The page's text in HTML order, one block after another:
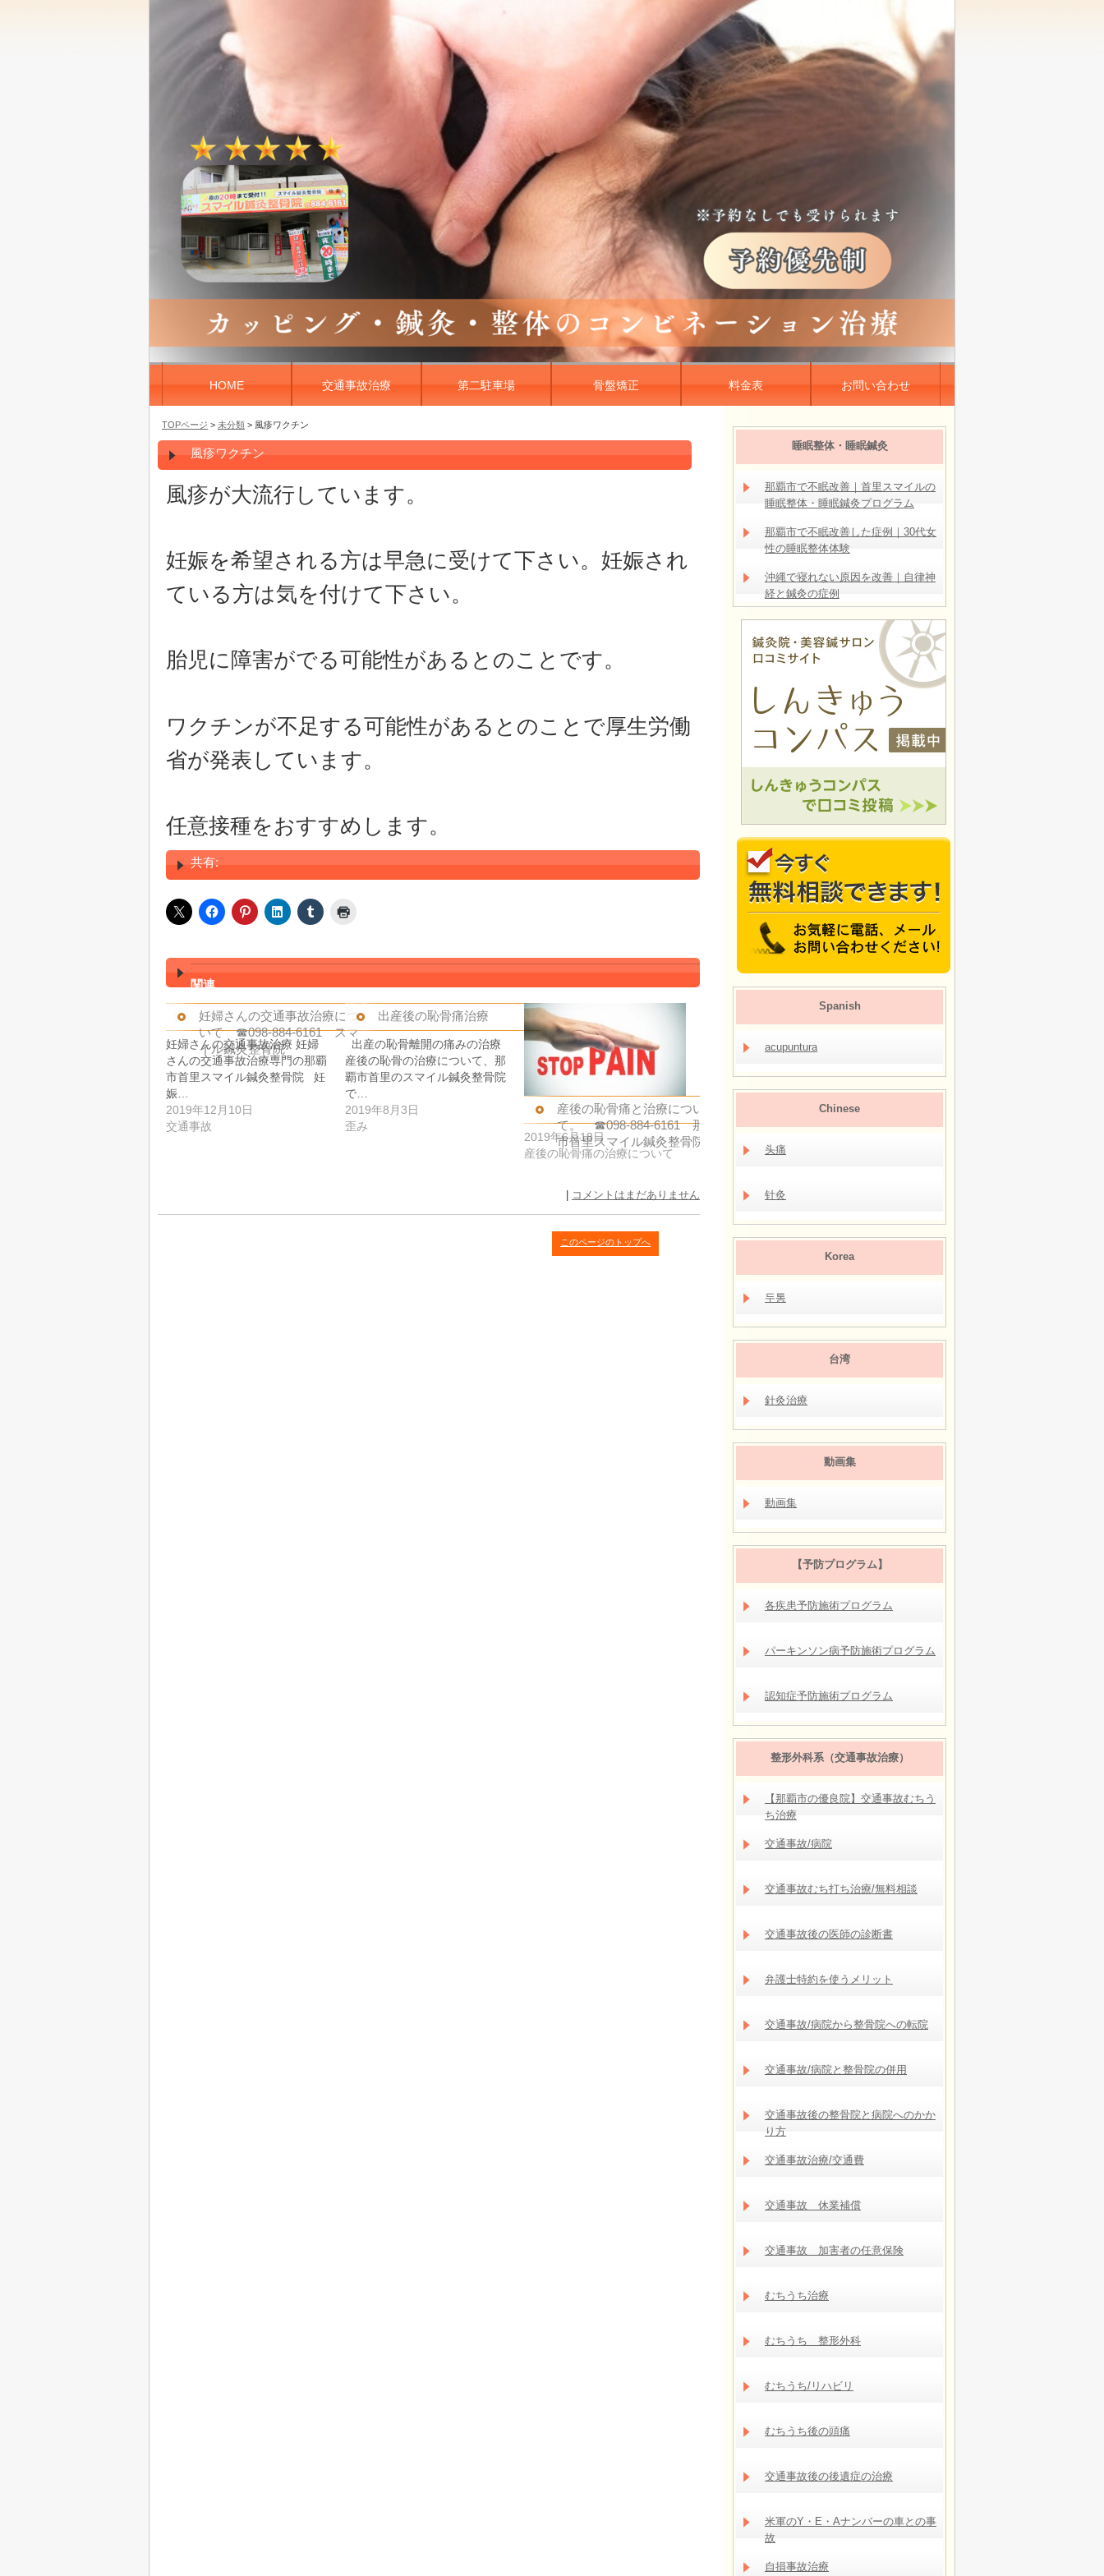
HOME 交通事故治療 第二駐車場 骨盤矯正 料金表 お問い合わせ
TOPページ > 未分類 > 風疹ワクチン
風疹ワクチン
風疹が大流行しています。
妊娠を希望される方は早急に受けて下さい。妊娠され
ている方は気を付けて下さい。
胎児に障害がでる可能性があるとのことです。
ワクチンが不足する可能性があるとのことで厚生労働
省が発表しています。
任意接種をおすすめします。
共有:
関連
妊婦さんの交通事故治療につ
いて ☎098-884-6161 スマ
イル鍼灸整骨院
妊婦さんの交通事故治療 妊婦
さんの交通事故治療専門の那覇
市首里スマイル鍼灸整骨院 妊
娠…
2019年12月10日
交通事故
出産後の恥骨痛治療
出産の恥骨離開の痛みの治療
産後の恥骨の治療について、那
覇市首里のスマイル鍼灸整骨院
で…
2019年8月3日
歪み
産後の恥骨痛と治療につい
て。 ☎098-884-6161 那覇
市首里スマイル鍼灸整骨院
2019年6月18日
産後の恥骨痛の治療について
コメントはまだありません
このページのトップへ
睡眠整体・睡眠鍼灸
那覇市で不眠改善｜首里スマイルの
睡眠整体・睡眠鍼灸プログラム
那覇市で不眠改善した症例｜30代女
性の睡眠整体体験
沖縄で寝れない原因を改善｜自律神
経と鍼灸の症例
Spanish
acupuntura
Chinese
头痛
针灸
Korea
두통
台湾
針灸治療
動画集
動画集
【予防プログラム】
各疾患予防施術プログラム
パーキンソン病予防施術プログラム
認知症予防施術プログラム
整形外科系（交通事故治療）
【那覇市の優良院】交通事故むちう
ち治療
交通事故/病院
交通事故むち打ち治療/無料相談
交通事故後の医師の診断書
弁護士特約を使うメリット
交通事故/病院から整骨院への転院
交通事故/病院と整骨院の併用
交通事故後の整骨院と病院へのかか
り方
交通事故治療/交通費
交通事故 休業補償
交通事故 加害者の任意保険
むちうち治療
むちうち 整形外科
むちうち/リハビリ
むちうち後の頭痛
交通事故後の後遺症の治療
米軍のY・E・Aナンバーの車との事
故
自損事故治療